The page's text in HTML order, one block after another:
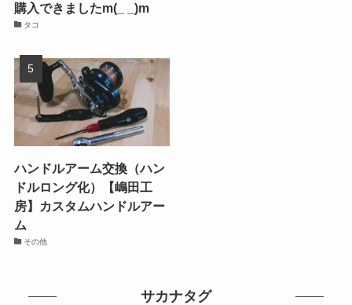
購入できましたm(_ _)m
タコ
ハンドルアーム交換（ハン
ドルロング化）【嶋田工
房】カスタムハンドルアー
ム
その他
サカナタグ